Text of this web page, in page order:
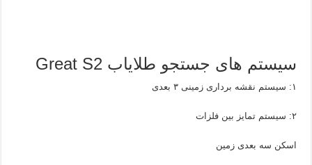
سیستم های جستجو طلایاب Great S2
۱: سیستم نقشه برداری زمینی ۳ بعدی
۲: سیستم تمایز بین فلزات
اسکن سه بعدی زمین